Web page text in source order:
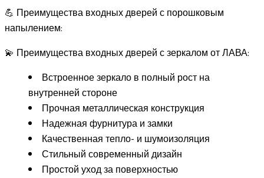
💪 Преимущества входных дверей с порошковым
напылением:
💫 Преимущества входных дверей с зеркалом от ЛАВА:
Встроенное зеркало в полный рост на
внутренней стороне
Прочная металлическая конструкция
Надежная фурнитура и замки
Качественная тепло- и шумоизоляция
Стильный современный дизайн
Простой уход за поверхностью